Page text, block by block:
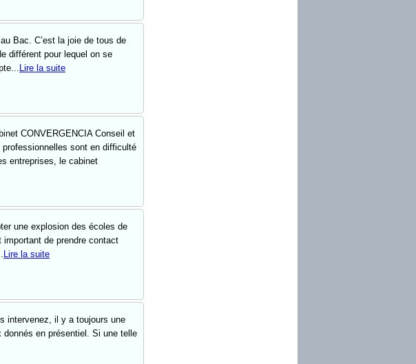
Bac. C’est la joie de tous de
différent pour lequel on se
Lire la suite
CONVERGENCIA Conseil et
sont en difficulté
entreprises, le cabinet
une explosion des écoles de
de prendre contact
Lire la suite
intervenez, il y a toujours une
en présentiel. Si une telle